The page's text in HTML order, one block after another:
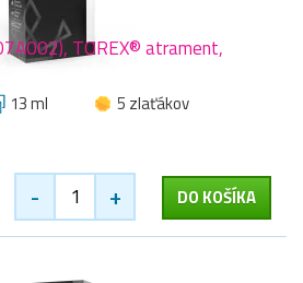
TOREX® atrament,
13 ml
5 zlaťákov
- + DO KOŠÍKA